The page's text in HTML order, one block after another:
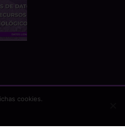
cookies.